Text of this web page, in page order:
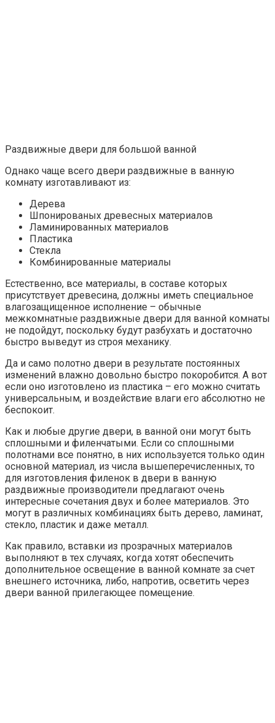
Раздвижные двери для большой ванной
Однако чаще всего двери раздвижные в ванную
комнату изготавливают из:
Дерева
Шпонированых древесных материалов
Ламинированных материалов
Пластика
Стекла
Комбинированные материалы
Естественно, все материалы, в составе которых
присутствует древесина, должны иметь специальное
влагозащищенное исполнение – обычные
межкомнатные раздвижные двери для ванной комнаты
не подойдут, поскольку будут разбухать и достаточно
быстро выведут из строя механику.
Да и само полотно двери в результате постоянных
изменений влажно довольно быстро покоробится. А вот
если оно изготовлено из пластика – его можно считать
универсальным, и воздействие влаги его абсолютно не
беспокоит.
Как и любые другие двери, в ванной они могут быть
сплошными и филенчатыми. Если со сплошными
полотнами все понятно, в них используется только один
основной материал, из числа вышеперечисленных, то
для изготовления филенок в двери в ванную
раздвижные производители предлагают очень
интересные сочетания двух и более материалов. Это
могут в различных комбинациях быть дерево, ламинат,
стекло, пластик и даже металл.
Как правило, вставки из прозрачных материалов
выполняют в тех случаях, когда хотят обеспечить
дополнительное освещение в ванной комнате за счет
внешнего источника, либо, напротив, осветить через
двери ванной прилегающее помещение.